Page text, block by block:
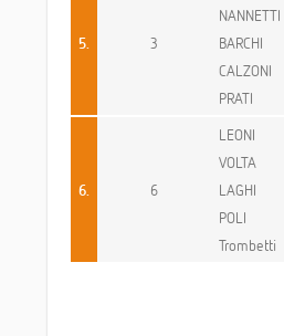
5. 3
NANNETTI
BARCHI
CALZONI
PRATI
6. 6
LEONI
VOLTA
LAGHI
POLI
Trombetti